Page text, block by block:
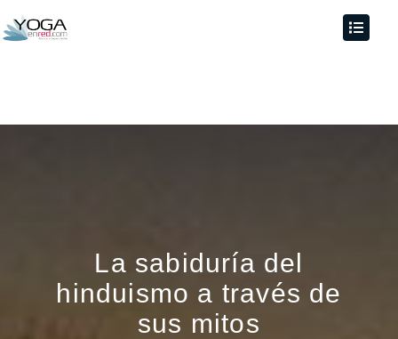
La sabiduría del
hinduismo a través de
sus mitos